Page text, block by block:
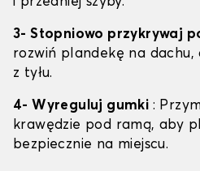
3- Stopniowo przykrywaj
rozwiń plandekę na dachu,
z tyłu.
4- Wyreguluj gumki :
krawędzie pod ramą, aby
bezpiecznie na miejscu.